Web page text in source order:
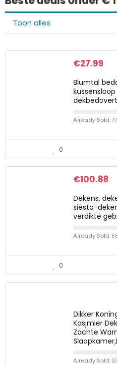
Toon alles
€27.99
Blumtal
Already Sold:
0
€100.88
Dekens,
siësta-
verdikte
Already Sold:
0
Dikker
Kasjmier
Zachte
Already Sold: